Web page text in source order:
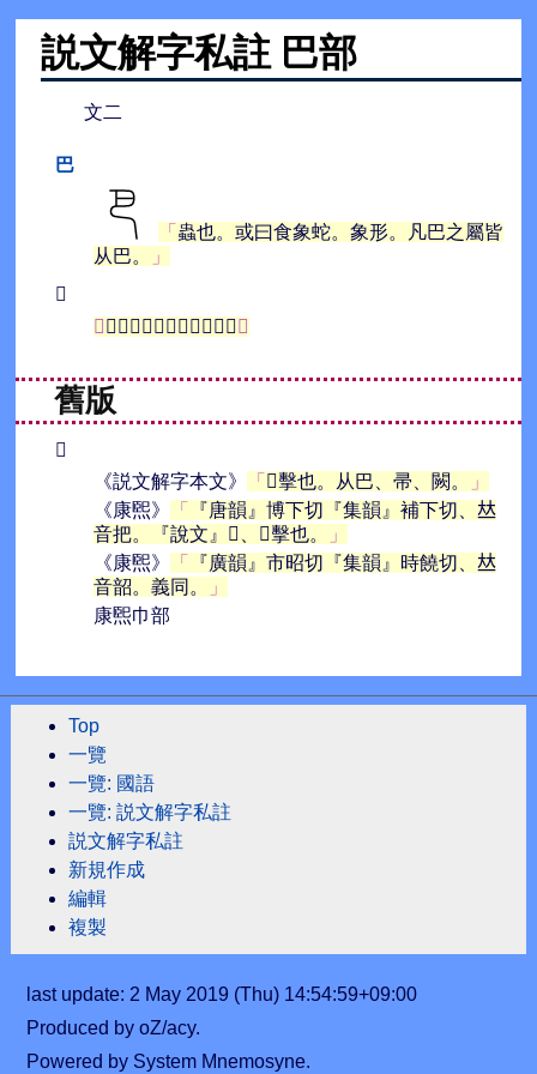
説文解字私註 巴部
文二
巴
蟲也。或曰食象蛇。象形。凡巴之屬皆
从巴。
𢃳
𢱧擊也。从巴、帚、闕。
舊版
𢃳
《説文解字本文》
𢱧擊也。从巴、帚、闕。
《康煕》
『唐韻』博下切『集韻』補下切、𠀤
音把。『說文』𢃳、𢱧擊也。
《康煕》
『廣韻』市昭切『集韻』時饒切、𠀤
音韶。義同。
康煕巾部
Top
一覽
一覽: 國語
一覽: 説文解字私註
説文解字私註
新規作成
編輯
複製
last update: 2 May 2019 (Thu) 14:54:59+09:00
Produced by oZ/acy.
Powered by System Mnemosyne.